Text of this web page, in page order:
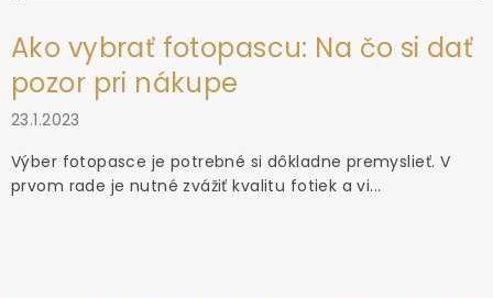
Ako vybrať fotopascu: Na čo si dať
pozor pri nákupe
23.1.2023
Výber fotopasce je potrebné si dôkladne premyslieť. V
prvom rade je nutné zvážiť kvalitu fotiek a vi...